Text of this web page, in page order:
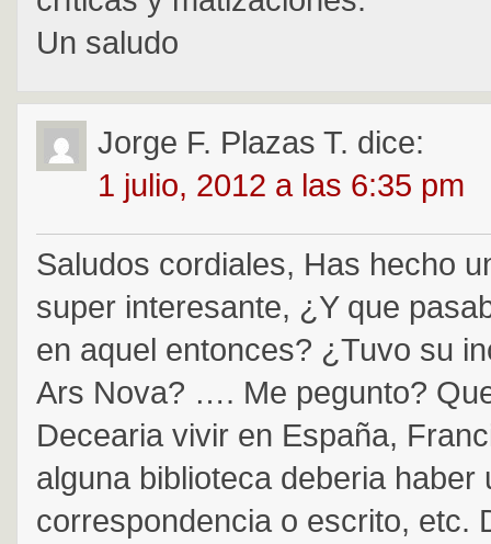
Un saludo
Jorge F. Plazas T. dice:
1 julio, 2012 a las 6:35 pm
Saludos cordiales, Has hecho
super interesante, ¿Y que
en aquel entonces? ¿Tuvo su
Ars Nova? …. Me pegunto?
Decearia vivir en España,
alguna biblioteca deberia haber
correspondencia o escrito, etc.